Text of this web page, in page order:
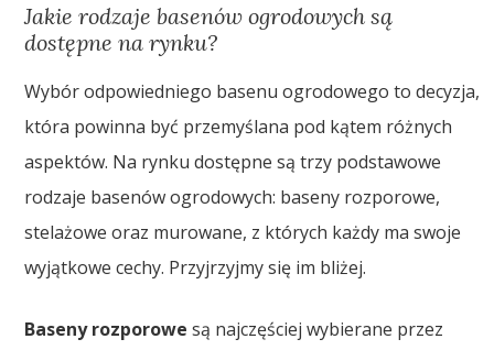
Jakie rodzaje basenów ogrodowych są
dostępne na rynku?
Wybór odpowiedniego basenu ogrodowego to decyzja,
która powinna być przemyślana pod kątem różnych
aspektów. Na rynku dostępne są trzy podstawowe
rodzaje basenów ogrodowych: baseny rozporowe,
stelażowe oraz murowane, z których każdy ma swoje
wyjątkowe cechy. Przyjrzyjmy się im bliżej.
Baseny rozporowe są najczęściej wybierane przez